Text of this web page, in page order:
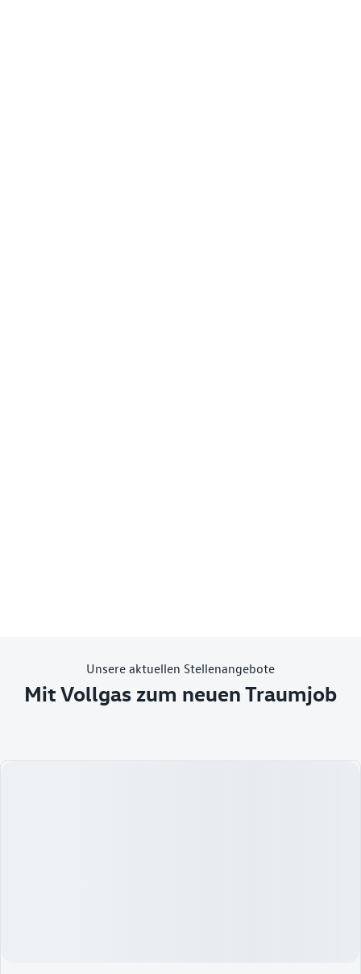
Unsere aktuellen Stellenangebote
Mit Vollgas zum neuen Traumjob